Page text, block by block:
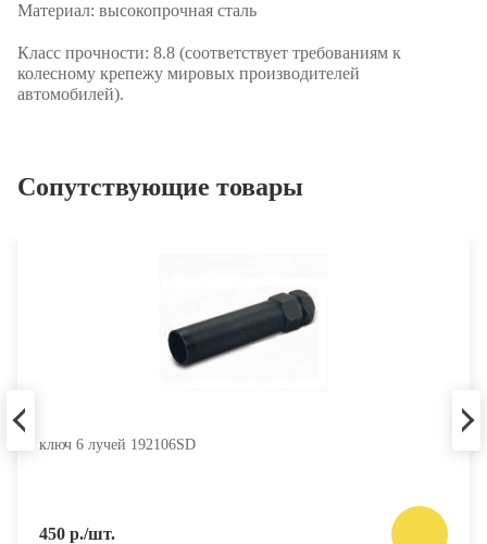
Материал: высокопрочная сталь
Класс прочности: 8.8 (соответствует требованиям к
колесному крепежу мировых производителей
автомобилей).
Сопутствующие товары
ключ 6 лучей 192106SD
450 р./шт.